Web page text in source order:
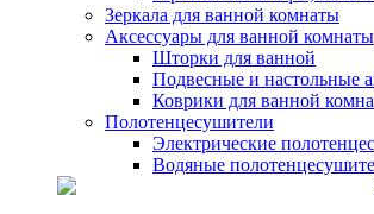
Зеркала для ванной комнаты
Аксессуары для ванной комнаты
Шторки для ванной
Подвесные и настольные
Коврики для ванной
Полотенцесушители
Электрические
Водяные